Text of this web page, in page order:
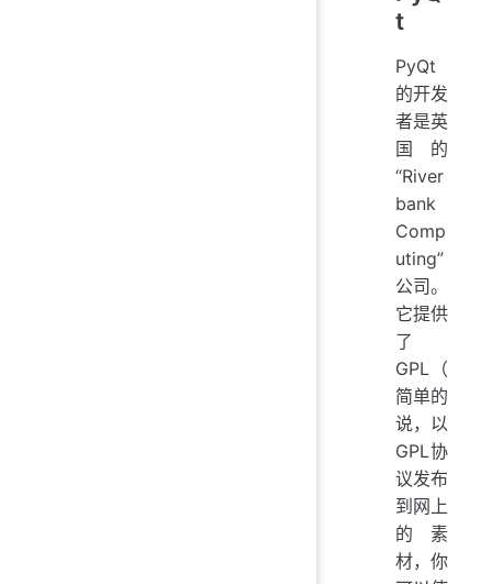
t
PyQt
的开发
者是英
国的
“River
bank
Comp
uting”
公司。
它提供
了
GPL（
简单的
说，以
GPL协
议发布
到网上
的素
材，你